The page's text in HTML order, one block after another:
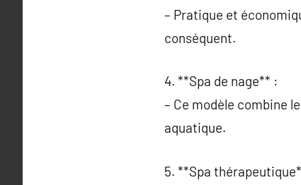
– Pratique et
conséquent.
4. **Spa de nage** :
– Ce modèle combine
aquatique.
5. **Spa